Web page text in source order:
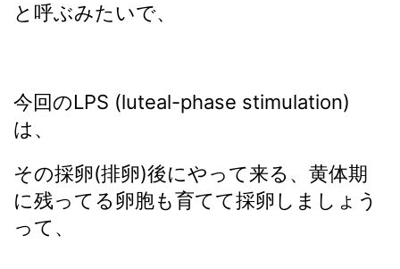
と呼ぶみたいで、
今回のLPS (luteal-phase stimulation)
は、
その採卵(排卵)後にやって来る、黄体期
に残ってる卵胞も育てて採卵しましょう
って、